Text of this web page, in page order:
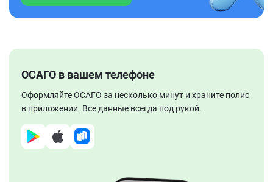
ОСАГО в вашем телефоне
Оформляйте ОСАГО за несколько минут и храните полис
в приложении. Все данные всегда под рукой.